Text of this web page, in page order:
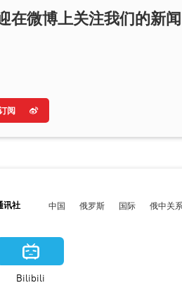
在微博上关注我们的新闻
阅
讯社 中国 俄罗斯 国际 俄中关系
Bilibili